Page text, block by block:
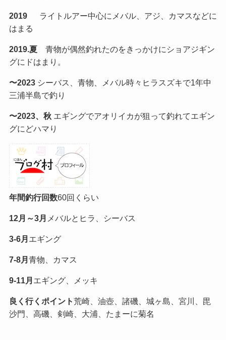
2019ライトルアー中心にメバル、アジ、カマスなどに
はまる
2019.夏青物が偶然釣れたのをきっかけにショアジギン
グにドはまり。
〜2023シーバス、青物、メバル時々ヒラスズキで1年中
三浦半島で釣り
〜2023、秋エギングでアオリイカが狙って釣れてエギン
グにどハマり
年間釣行回数60回くらい
12月～3月 メバルとヒラ、シーバス
3-6月 エギング
7-8月 青物、カマス
9-11月 エギング、メッキ
良く行くポイント荒崎、油壺、諸磯、城ヶ島、宮川、毘
沙門、高磯、剣崎、大浦、たまーに菊名